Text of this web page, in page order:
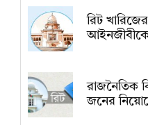
রিট
আইনজীবীকে
রাজনৈতিক
জনের